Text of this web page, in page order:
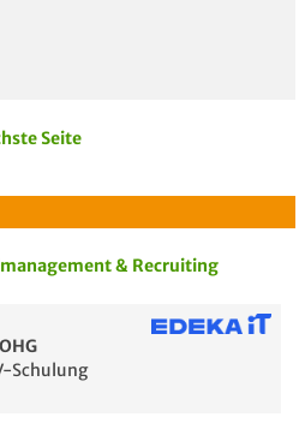
Seite
& Recruiting
Schulung